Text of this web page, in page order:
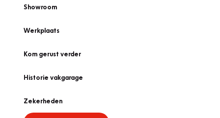
Showroom
Werkplaats
Kom gerust verder
Historie vakgarage
Zekerheden